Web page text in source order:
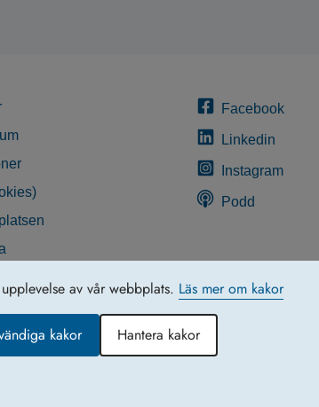
av vår webbplats. Läs mer om kakor
kakor Hantera kakor
Facebook
Linkedin
Instagram
Podd